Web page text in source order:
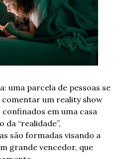
uma parcela de pessoas se
um reality show
em uma casa
da “realidade”,
são formadas visando a
grande vencedor, que